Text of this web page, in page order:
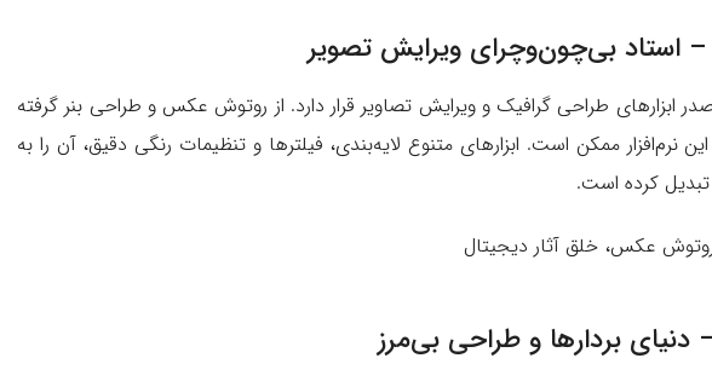
طراحی گرافیک و ویرایش تصاویر قرار دارد. از روتوش عکس و طراحی بنر گرفته
نرم‌افزار ممکن است. ابزارهای متنوع لایه‌بندی، فیلترها و تنظیمات رنگی دقیق، آن را به
کرده است.
عکس، خلق آثار دیجیتال